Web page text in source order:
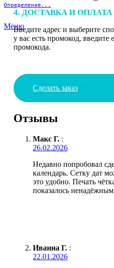
Определение...
Меню
4. ДОСТАВКА И ОПЛАТА
Введите адрес и выберите
у вас есть промокод, введите
промокода.
Сделать заказ
Отзывы
Макс Г. :
26.02.2026
Недавно попробовал
календарь. Сетку дат
это удобно. Печать
показалось
Иванна Г. :
22.01.2026